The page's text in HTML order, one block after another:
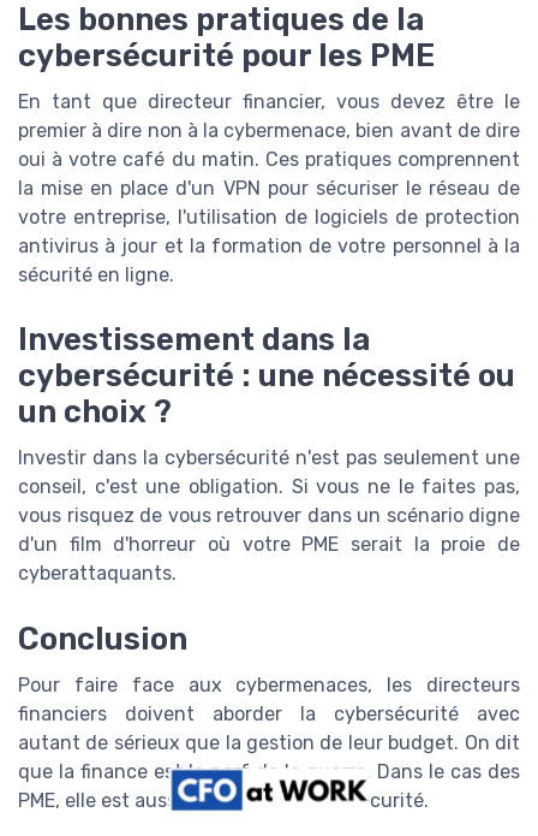
Les bonnes pratiques de la
cybersécurité pour les PME
En tant que directeur financier, vous devez être le
premier à dire non à la cybermenace, bien avant de dire
oui à votre café du matin. Ces pratiques comprennent
la mise en place d'un VPN pour sécuriser le réseau de
votre entreprise, l'utilisation de logiciels de protection
antivirus à jour et la formation de votre personnel à la
sécurité en ligne.
Investissement dans la
cybersécurité : une nécessité ou
un choix ?
Investir dans la cybersécurité n'est pas seulement une
conseil, c'est une obligation. Si vous ne le faites pas,
vous risquez de vous retrouver dans un scénario digne
d'un film d'horreur où votre PME serait la proie de
cyberattaquants.
Conclusion
Pour faire face aux cybermenaces, les directeurs
financiers doivent aborder la cybersécurité avec
autant de sérieux que la gestion de leur budget. On dit
que la finance est le nerf de la guerre. Dans le cas des
PME, elle est aussi le nerf de la cybersécurité.